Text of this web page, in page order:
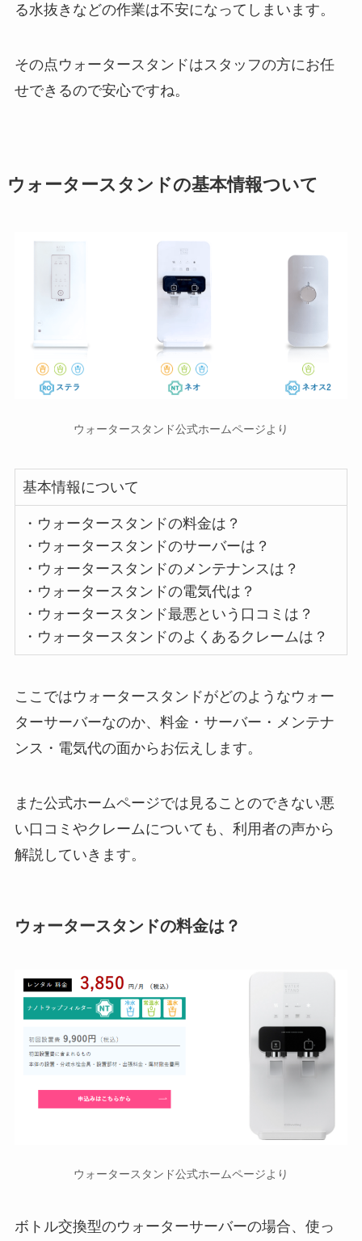
る水抜きなどの作業は不安になってしまいます。
その点ウォータースタンドはスタッフの方にお任
せできるので安心ですね。
ウォータースタンドの基本情報ついて
ウォータースタンド公式ホームページより
基本情報について
・ウォータースタンドの料金は？
・ウォータースタンドのサーバーは？
・ウォータースタンドのメンテナンスは？
・ウォータースタンドの電気代は？
・ウォータースタンド最悪という口コミは？
・ウォータースタンドのよくあるクレームは？
ここではウォータースタンドがどのようなウォー
ターサーバーなのか、料金・サーバー・メンテナ
ンス・電気代の面からお伝えします。
また公式ホームページでは見ることのできない悪
い口コミやクレームについても、利用者の声から
解説していきます。
ウォータースタンドの料金は？
ウォータースタンド公式ホームページより
ボトル交換型のウォーターサーバーの場合、使っ